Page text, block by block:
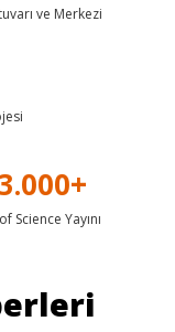
ve Merkezi
Science Yayını